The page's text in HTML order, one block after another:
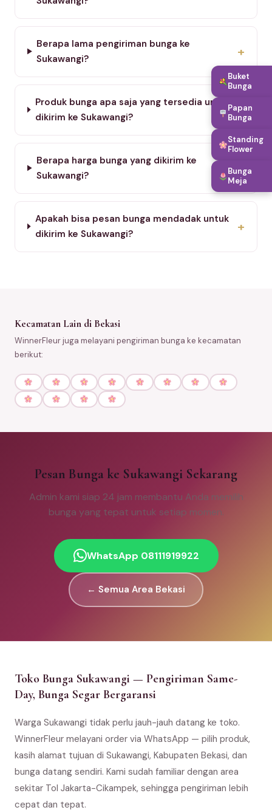
Berapa lama pengiriman bunga ke
Sukawangi?
+
Produk bunga apa saja yang tersedia untuk
dikirim ke Sukawangi?
+
Berapa harga bunga yang dikirim ke
Sukawangi?
+
Apakah bisa pesan bunga mendadak untuk
dikirim ke Sukawangi?
+
Kecamatan Lain di Bekasi
WinnerFleur juga melayani pengiriman bunga ke kecamatan
berikut:
Pesan Bunga ke Sukawangi Sekarang
Admin kami siap 24 jam membantu Anda memilih
bunga yang tepat untuk setiap momen.
WhatsApp 08111919922
← Semua Area Bekasi
Toko Bunga Sukawangi — Pengiriman Same-
Day, Bunga Segar Bergaransi
Warga Sukawangi tidak perlu jauh-jauh datang ke toko.
WinnerFleur melayani order via WhatsApp — pilih produk,
kasih alamat tujuan di Sukawangi, Kabupaten Bekasi, dan
bunga datang sendiri. Kami sudah familiar dengan area
sekitar Tol Jakarta-Cikampek, sehingga pengiriman lebih
cepat dan tepat.
Buket
Bunga
Papan
Bunga
Standing
Flower
Bunga
Meja